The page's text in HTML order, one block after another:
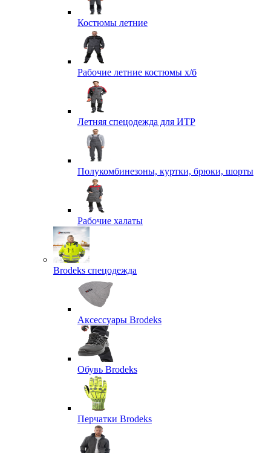
Костюмы летние
Рабочие летние костюмы х/б
Летняя спецодежда для ИТР
Полукомбинезоны, куртки, брюки, шорты
Рабочие халаты
Brodeks спецодежда
Аксессуары Brodeks
Обувь Brodeks
Перчатки Brodeks